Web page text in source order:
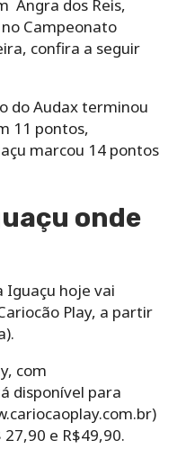
Angra dos Reis,
Campeonato
confira a seguir
do Audax terminou
11 pontos,
marcou 14 pontos
onde
Iguaçu hoje vai
Play, a partir
com
disponível para
e R$49,90.